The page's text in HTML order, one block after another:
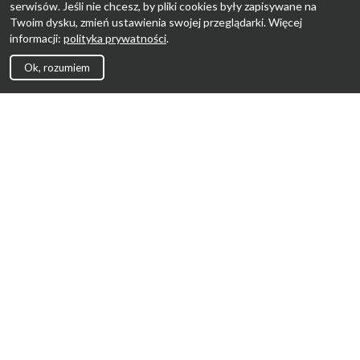
serwisów. Jeśli nie chcesz, by pliki cookies były zapisywane na
Twoim dysku, zmień ustawienia swojej przeglądarki. Więcej
informacji: polityka prywatności.
Ok, rozumiem